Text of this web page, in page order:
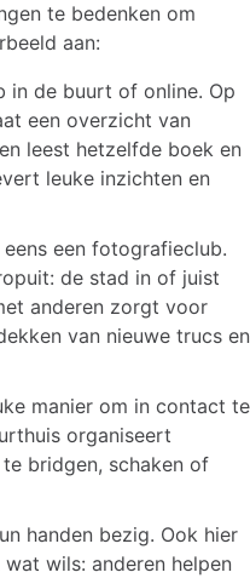
te bedenken om
aan:
in de buurt of online. Op
een overzicht van
leest hetzelfde boek en
leuke inzichten en
een fotografieclub.
de stad in of juist
anderen zorgt voor
van nieuwe trucs en
manier om in contact te
organiseert
bridgen, schaken of
handen bezig. Ook hier
wils: anderen helpen